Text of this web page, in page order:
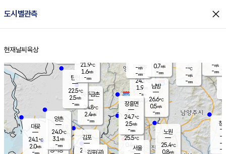
도시별관측 close
홈
현재날씨 육상
양주
24.1℃
1.9
-mm
경서동
파주금촌
24.8℃
2.4m/s
-mm
-℃
-m/s
-mm
대곶
24.1℃
2.0m/s
-mm
창
-
-m/
-
탄현
22.5℃
2.5m/s
-mm
-m/s
-mm
김포
24.4℃
양촌
24.0℃
3.1 m/s
-mm
은평
25.5℃
0.4 m/s
- mm
노원
25.4℃
0.8m/s
남방
26.6℃
0.5m/s
-mm
장흥면
24.7℃
2.5m/s
-mm
-m/s
-mm
김포(공)
서울
21.9℃
1.6m/s
-mm
0.7m/s
-mm